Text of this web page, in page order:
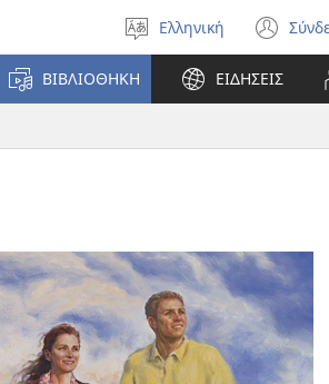
Επιλέξτε
γλώσσα
Ελληνική
νέο
ΒΙΒΛΙΟΘΗΚΗ ΕΙΔΗΣΕΙΣ